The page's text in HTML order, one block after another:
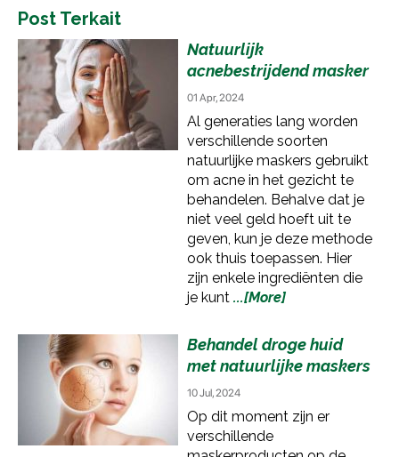
Post Terkait
Natuurlijk
acnebestrijdend masker
01 Apr, 2024
Al generaties lang worden
verschillende soorten
natuurlijke maskers gebruikt
om acne in het gezicht te
behandelen. Behalve dat je
niet veel geld hoeft uit te
geven, kun je deze methode
ook thuis toepassen. Hier
zijn enkele ingrediënten die
je kunt ...[More]
Behandel droge huid
met natuurlijke maskers
10 Jul, 2024
Op dit moment zijn er
verschillende